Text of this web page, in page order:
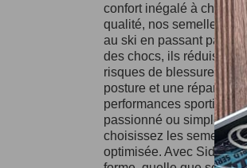
confort inégalé à
qualité, nos semelles
au ski en passant par la
des chocs, ils réduisent
risques de blessures.
posture et une
performances sportives
passionné ou
choisissez les semelles
optimisée. Avec Sidas,